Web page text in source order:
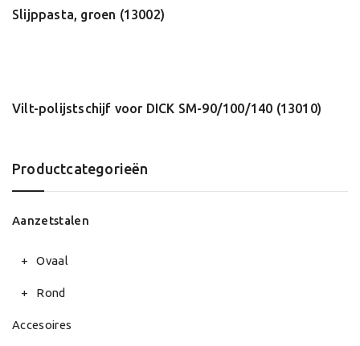
Productcategorieën
Aanzetstalen
Ovaal
Rond
Accesoires
Slijppasta, groen (13002)
Vilt-polijstschijf voor DICK SM-90/100/140 (13010)